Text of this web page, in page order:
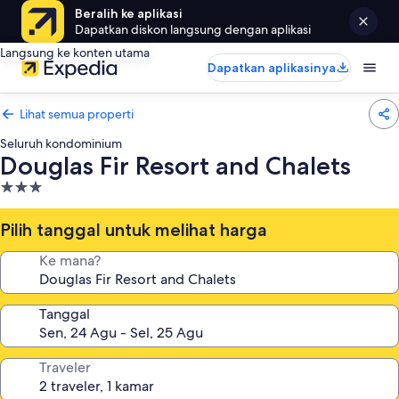
Beralih ke aplikasi
Dapatkan diskon langsung dengan aplikasi
Langsung ke konten utama
Dapatkan aplikasinya
Lihat semua properti
Seluruh kondominium
Douglas Fir Resort and Chalets
Properti
bintang
3.0
Pilih tanggal untuk melihat harga
Ke mana?
Tanggal
Traveler